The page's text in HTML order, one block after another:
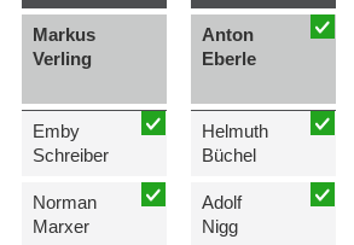
Markus
Verling
Emby
Schreiber
Norman
Marxer
Anton
Eberle
Helmuth
Büchel
Adolf
Nigg